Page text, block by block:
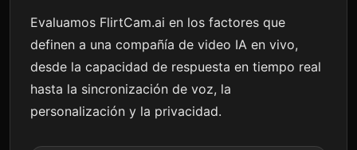
Evaluamos FlirtCam.ai en los factores que
definen a una compañía de video IA en vivo,
desde la capacidad de respuesta en tiempo real
hasta la sincronización de voz, la
personalización y la privacidad.